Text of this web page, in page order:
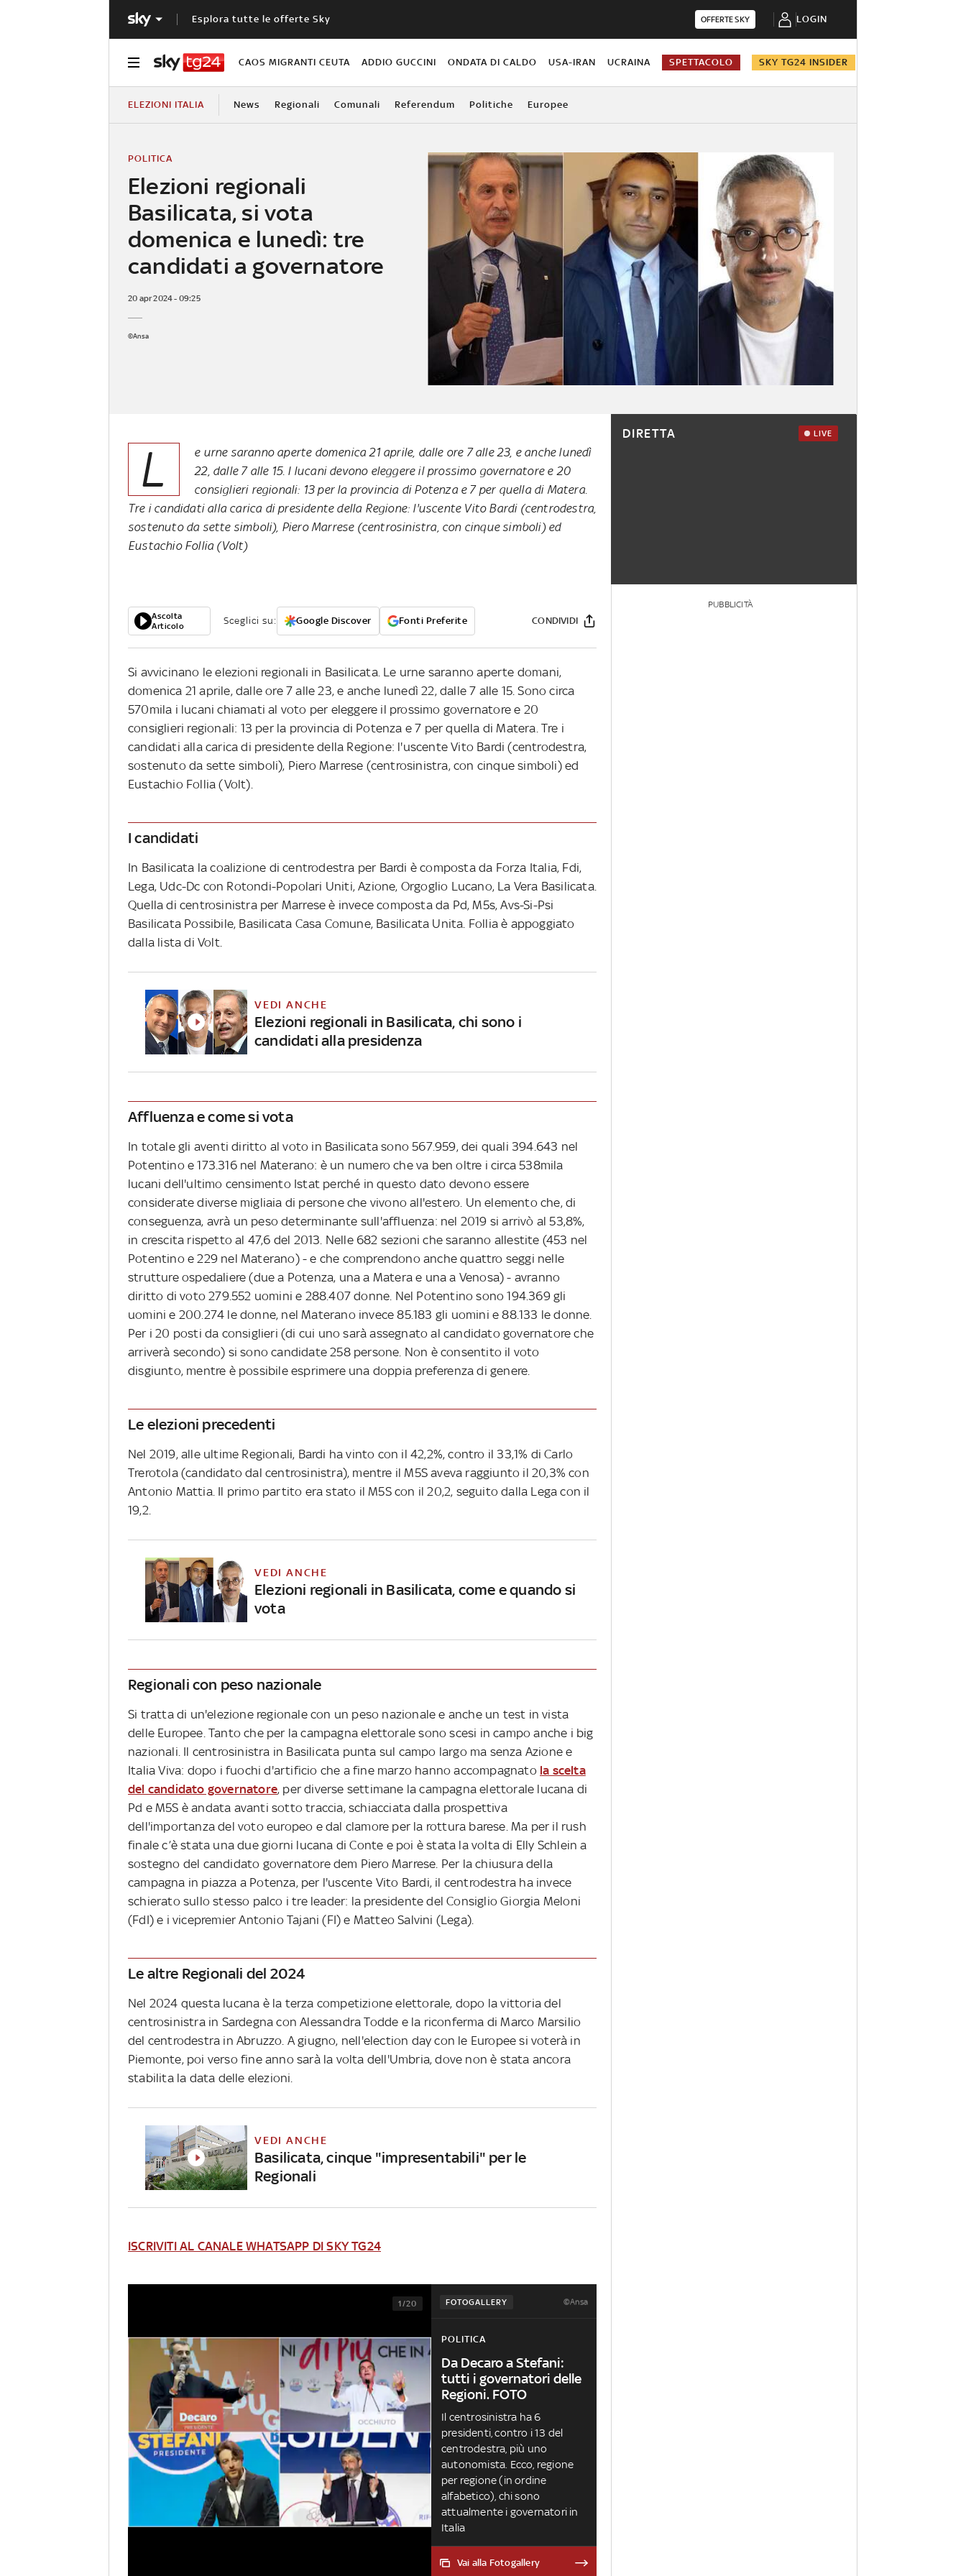
Esplora tutte le offerte Sky OFFERTE SKY LOGIN
CAOS MIGRANTI CEUTA ADDIO GUCCINI ONDATA DI CALDO USA-IRAN UCRAINA SPETTACOLO SKY TG24 INSIDER
ELEZIONI ITALIA News Regionali Comunali Referendum Politiche Europee
Elezioni regionali
Basilicata, si vota
domenica e lunedì: tre
candidati a governatore
POLITICA
20 apr 2024 - 09:25
©Ansa
L
e urne saranno aperte domenica 21 aprile, dalle ore 7 alle 23, e anche lunedì
22, dalle 7 alle 15. I lucani devono eleggere il prossimo governatore e 20
consiglieri regionali: 13 per la provincia di Potenza e 7 per quella di Matera.
Tre i candidati alla carica di presidente della Regione: l'uscente Vito Bardi (centrodestra,
sostenuto da sette simboli), Piero Marrese (centrosinistra, con cinque simboli) ed
Eustachio Follia (Volt)
Ascolta
Articolo
Sceglici su: Google Discover Fonti Preferite CONDIVIDI
Si avvicinano le elezioni regionali in Basilicata. Le urne saranno aperte domani,
domenica 21 aprile, dalle ore 7 alle 23, e anche lunedì 22, dalle 7 alle 15. Sono circa
570mila i lucani chiamati al voto per eleggere il prossimo governatore e 20
consiglieri regionali: 13 per la provincia di Potenza e 7 per quella di Matera. Tre i
candidati alla carica di presidente della Regione: l'uscente Vito Bardi (centrodestra,
sostenuto da sette simboli), Piero Marrese (centrosinistra, con cinque simboli) ed
Eustachio Follia (Volt).
I candidati
In Basilicata la coalizione di centrodestra per Bardi è composta da Forza Italia, Fdi,
Lega, Udc-Dc con Rotondi-Popolari Uniti, Azione, Orgoglio Lucano, La Vera Basilicata.
Quella di centrosinistra per Marrese è invece composta da Pd, M5s, Avs-Si-Psi
Basilicata Possibile, Basilicata Casa Comune, Basilicata Unita. Follia è appoggiato
dalla lista di Volt.
VEDI ANCHE
Elezioni regionali in Basilicata, chi sono i
candidati alla presidenza
Affluenza e come si vota
In totale gli aventi diritto al voto in Basilicata sono 567.959, dei quali 394.643 nel
Potentino e 173.316 nel Materano: è un numero che va ben oltre i circa 538mila
lucani dell'ultimo censimento Istat perché in questo dato devono essere
considerate diverse migliaia di persone che vivono all'estero. Un elemento che, di
conseguenza, avrà un peso determinante sull'affluenza: nel 2019 si arrivò al 53,8%,
in crescita rispetto al 47,6 del 2013. Nelle 682 sezioni che saranno allestite (453 nel
Potentino e 229 nel Materano) - e che comprendono anche quattro seggi nelle
strutture ospedaliere (due a Potenza, una a Matera e una a Venosa) - avranno
diritto di voto 279.552 uomini e 288.407 donne. Nel Potentino sono 194.369 gli
uomini e 200.274 le donne, nel Materano invece 85.183 gli uomini e 88.133 le donne.
Per i 20 posti da consiglieri (di cui uno sarà assegnato al candidato governatore che
arriverà secondo) si sono candidate 258 persone. Non è consentito il voto
disgiunto, mentre è possibile esprimere una doppia preferenza di genere.
Le elezioni precedenti
Nel 2019, alle ultime Regionali, Bardi ha vinto con il 42,2%, contro il 33,1% di Carlo
Trerotola (candidato dal centrosinistra), mentre il M5S aveva raggiunto il 20,3% con
Antonio Mattia. Il primo partito era stato il M5S con il 20,2, seguito dalla Lega con il
19,2.
VEDI ANCHE
Elezioni regionali in Basilicata, come e quando si
vota
Regionali con peso nazionale
Si tratta di un'elezione regionale con un peso nazionale e anche un test in vista
delle Europee. Tanto che per la campagna elettorale sono scesi in campo anche i big
nazionali. Il centrosinistra in Basilicata punta sul campo largo ma senza Azione e
Italia Viva: dopo i fuochi d'artificio che a fine marzo hanno accompagnato la scelta
del candidato governatore, per diverse settimane la campagna elettorale lucana di
Pd e M5S è andata avanti sotto traccia, schiacciata dalla prospettiva
dell'importanza del voto europeo e dal clamore per la rottura barese. Ma per il rush
finale c’è stata una due giorni lucana di Conte e poi è stata la volta di Elly Schlein a
sostegno del candidato governatore dem Piero Marrese. Per la chiusura della
campagna in piazza a Potenza, per l'uscente Vito Bardi, il centrodestra ha invece
schierato sullo stesso palco i tre leader: la presidente del Consiglio Giorgia Meloni
(FdI) e i vicepremier Antonio Tajani (FI) e Matteo Salvini (Lega).
Le altre Regionali del 2024
Nel 2024 questa lucana è la terza competizione elettorale, dopo la vittoria del
centrosinistra in Sardegna con Alessandra Todde e la riconferma di Marco Marsilio
del centrodestra in Abruzzo. A giugno, nell'election day con le Europee si voterà in
Piemonte, poi verso fine anno sarà la volta dell'Umbria, dove non è stata ancora
stabilita la data delle elezioni.
VEDI ANCHE
Basilicata, cinque "impresentabili" per le
Regionali
ISCRIVITI AL CANALE WHATSAPP DI SKY TG24
FOTOGALLERY ©Ansa
1/20
POLITICA
Da Decaro a Stefani:
tutti i governatori delle
Regioni. FOTO
Il centrosinistra ha 6
presidenti, contro i 13 del
centrodestra, più uno
autonomista. Ecco, regione
per regione (in ordine
alfabetico), chi sono
attualmente i governatori in
Italia
Vai alla Fotogallery
DIRETTA LIVE
PUBBLICITÀ